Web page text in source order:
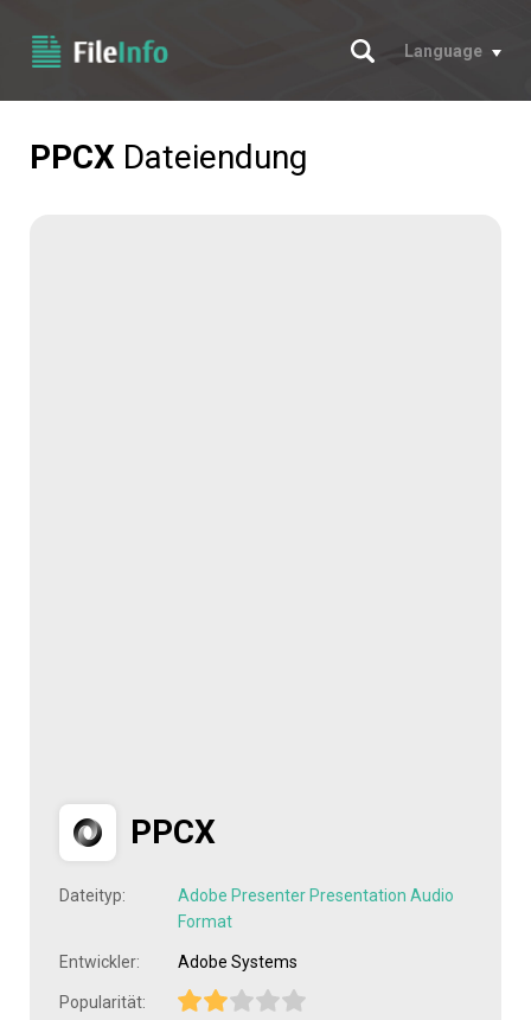
Suche
Language
PPCX Dateiendung
PPCX
Dateityp:
Adobe Presenter Presentation Audio
Format
Entwickler: Adobe Systems
Popularität: